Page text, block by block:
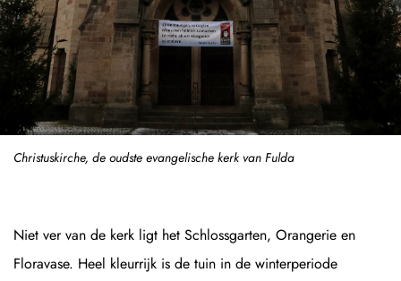
Christuskirche, de oudste evangelische kerk van Fulda
Niet ver van de kerk ligt het Schlossgarten, Orangerie en
Floravase. Heel kleurrijk is de tuin in de winterperiode